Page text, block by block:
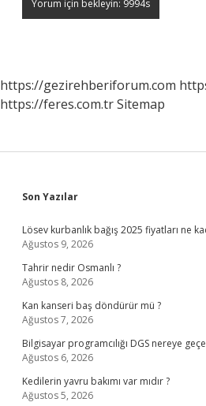
https://gezirehberiforum.com
https://feres.com.trSitemap
Sidebar
Son Yazılar
Lösev kurbanlık bağış 2025 fiyatları ne
Ağustos 9, 2026
Tahrir nedir Osmanlı ?
Ağustos 8, 2026
Kan kanseri baş döndürür mü ?
Ağustos 7, 2026
Bilgisayar programcılığı DGS nereye
Ağustos 6, 2026
Kedilerin yavru bakımı var mıdır ?
Ağustos 5, 2026